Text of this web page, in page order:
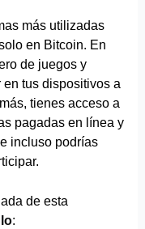
más utilizadas
en Bitcoin. En
de juegos y
tus dispositivos a
tienes acceso a
pagadas en línea y
incluso podrías
de esta
: